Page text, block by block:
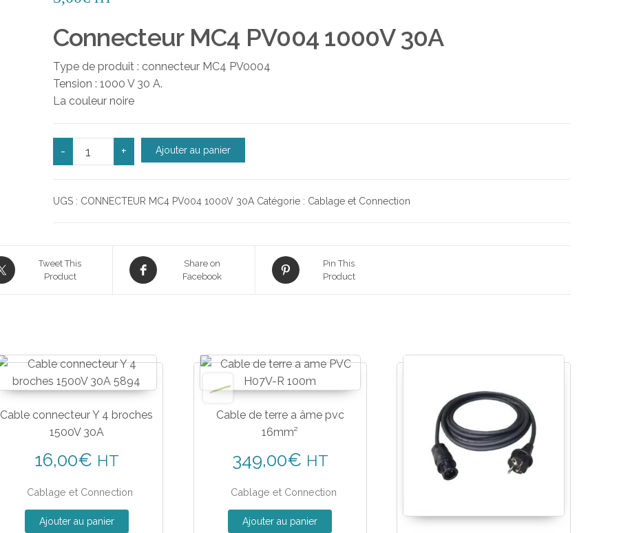
Connecteur MC4 PV004 1000V 30A
Type de produit : connecteur MC4 PV0004
Tension : 1000 V 30 A.
La couleur noire
- quantité de Connecteur MC4 PV004 1000V 30A
+ Ajouter au panier
UGS : CONNECTEUR MC4 PV004 1000V 30A Catégorie : Cablage et Connection
Tweet This
Product
Share on
Facebook
Pin This
Product
Cable connecteur Y 4 broches
1500V 30A
16,00€ HT
Cablage et Connection
Ajouter au panier
Cable de terre a âme pvc
16mm²
349,00€ HT
Cablage et Connection
Ajouter au panier